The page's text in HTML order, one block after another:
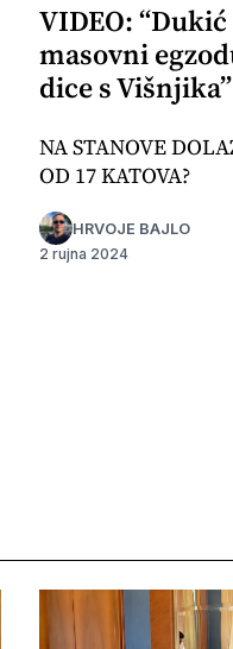
VIDEO:
masovni
dice s Višnjika”
NA STANOVE
OD 17 KATOVA?
HRVOJE BAJLO
2 rujna 2024